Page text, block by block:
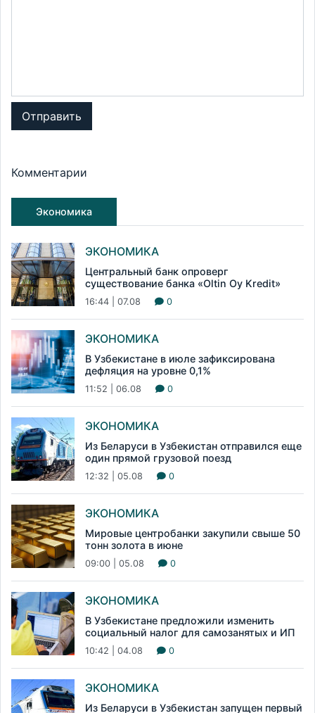
Отправить
Комментарии
Экономика
ЭКОНОМИКА
Центральный банк опроверг
существование банка «Oltin Oy Kredit»
16:44 | 07.08 0
ЭКОНОМИКА
В Узбекистане в июле зафиксирована
дефляция на уровне 0,1%
11:52 | 06.08 0
ЭКОНОМИКА
Из Беларуси в Узбекистан отправился еще
один прямой грузовой поезд
12:32 | 05.08 0
ЭКОНОМИКА
Мировые центробанки закупили свыше 50
тонн золота в июне
09:00 | 05.08 0
ЭКОНОМИКА
В Узбекистане предложили изменить
социальный налог для самозанятых и ИП
10:42 | 04.08 0
ЭКОНОМИКА
Из Беларуси в Узбекистан запущен первый